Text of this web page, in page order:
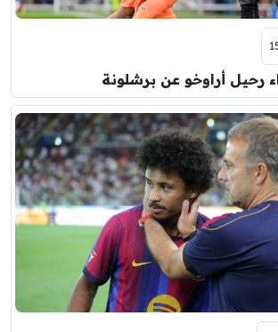
رحيل أراوخو عن برشلونة